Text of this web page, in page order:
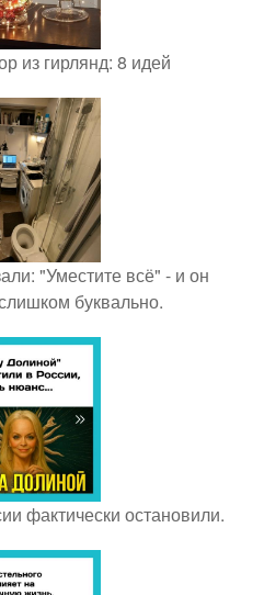
из гирлянд: 8 идей
"Уместите всё" - и он
буквально.
фактически остановили.